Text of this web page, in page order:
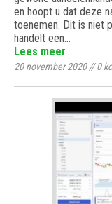
en hoopt u dat deze
toenemen. Dit is niet
handelt een…
Lees meer
20 november 2020//0